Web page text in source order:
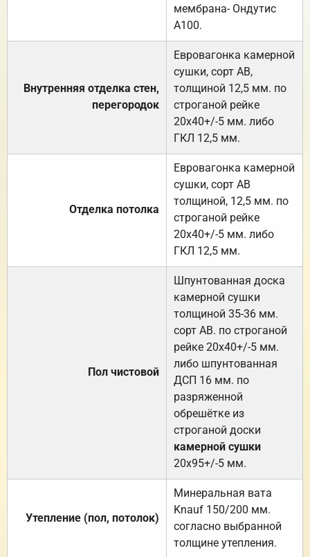
мембрана- Ондутис
А100.
Внутренняя отделка стен,
перегородок
Евровагонка камерной
сушки, сорт АВ,
толщиной 12,5 мм. по
строганой рейке
20х40+/-5 мм. либо
ГКЛ 12,5 мм.
Отделка потолка
Евровагонка камерной
сушки, сорт АВ
толщиной, 12,5 мм. по
строганой рейке
20х40+/-5 мм. либо
ГКЛ 12,5 мм.
Пол чистовой
Шпунтованная доска
камерной сушки
толщиной 35-36 мм.
сорт АВ. по строганой
рейке 20х40+/-5 мм.
либо шпунтованная
ДСП 16 мм. по
разряженной
обрешётке из
строганой доски
камерной сушки
20х95+/-5 мм.
Утепление (пол, потолок)
Минеральная вата
Knauf 150/200 мм.
согласно выбранной
толщине утепления.